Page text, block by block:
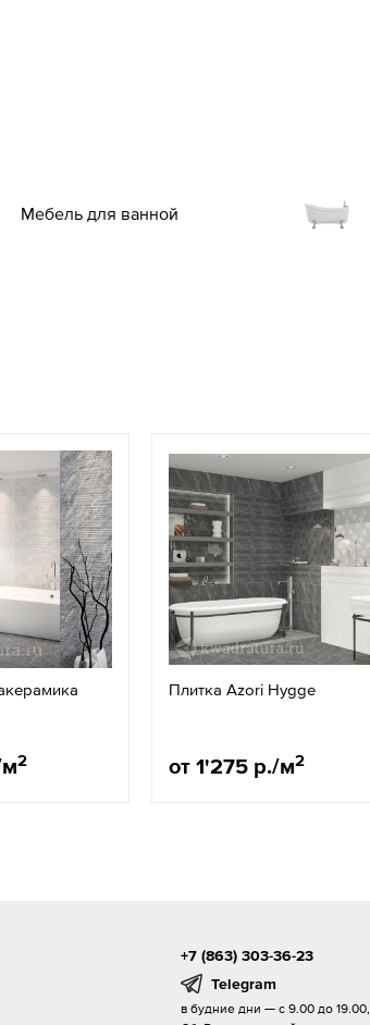
Мебель для ванной
м2
Плитка Azori Hygge
от 1'275 р./м2
+7 (863) 303-36-23
Telegram
в будние дни — с 9.00 до 19.00,